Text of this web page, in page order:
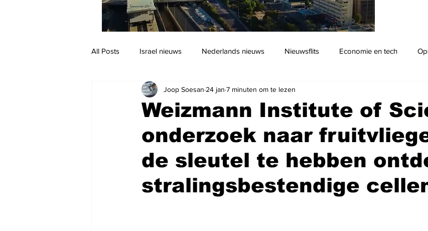
All Posts Israel nieuws Nederlands nieuws Nieuwsflits Economie en tech
Jodendom en cultuur Podcast
Weizmann Institute of
onderzoek naar
de sleutel te hebben
stralingsbestendige
Joop Soesan 24 jan 7 minuten om te lezen